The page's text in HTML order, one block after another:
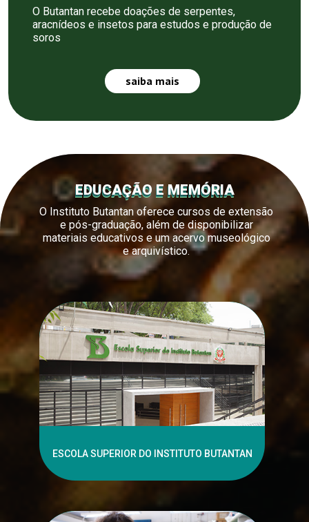
O Butantan recebe doações de serpentes,
aracnídeos e insetos para estudos e produção de
soros
saiba mais
EDUCAÇÃO E MEMÓRIA
O Instituto Butantan oferece cursos de extensão
e pós-graduação, além de disponibilizar
materiais educativos e um acervo museológico
e arquivístico.
ESCOLA SUPERIOR DO INSTITUTO BUTANTAN